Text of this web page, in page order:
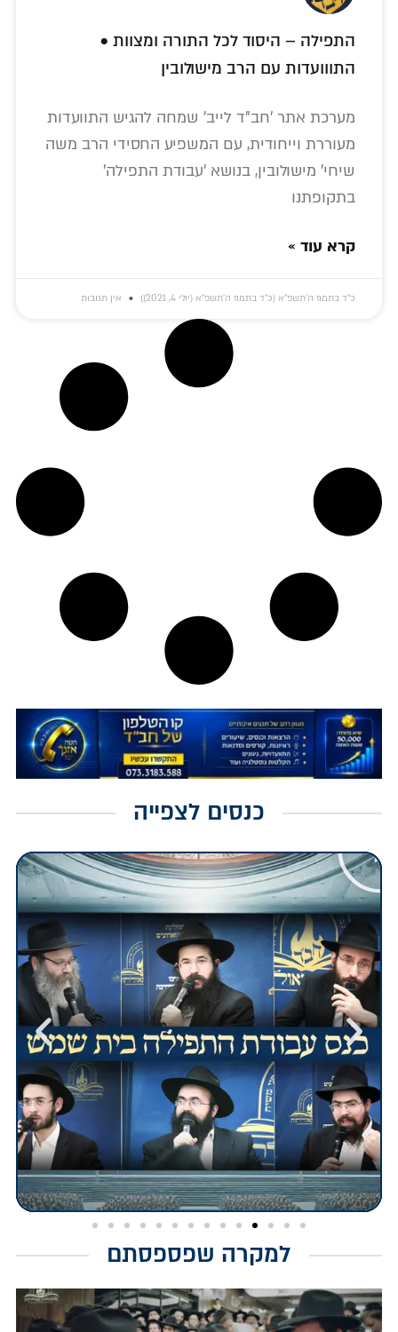
התפילה – היסוד לכל התורה ומצוות •
התווועדות עם הרב מישולובין
מערכת אתר 'חב"ד לייב' שמחה להגיש התוועדות
מעוררת וייחודית, עם המשפיע החסידי הרב משה
שיחי' מישולובין, בנושא 'עבודת התפילה'
בתקופתנו
קרא עוד »
כ״ד בתמוז ה׳תשפ״א (כ״ד בתמוז ה׳תשפ״א (יולי 4, 2021)) אין תגובות
כנסים לצפייה
למקרה שפספסתם